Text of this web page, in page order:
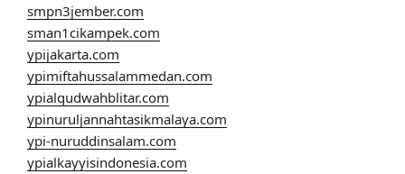
smpn3jember.com
sman1cikampek.com
ypijakarta.com
ypimiftahussalammedan.com
ypialqudwahblitar.com
ypinuruljannahtasikmalaya.com
ypi-nuruddinsalam.com
ypialkayyisindonesia.com